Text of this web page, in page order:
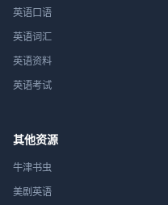
英语口语
英语词汇
英语资料
英语考试
其他资源
牛津书虫
美剧英语